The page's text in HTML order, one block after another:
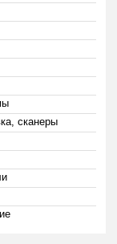
сканеры